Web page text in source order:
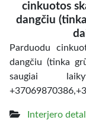
cinkuotos
dangčiu
Parduodu
dangčiu (tinka
saugiai
Interjero